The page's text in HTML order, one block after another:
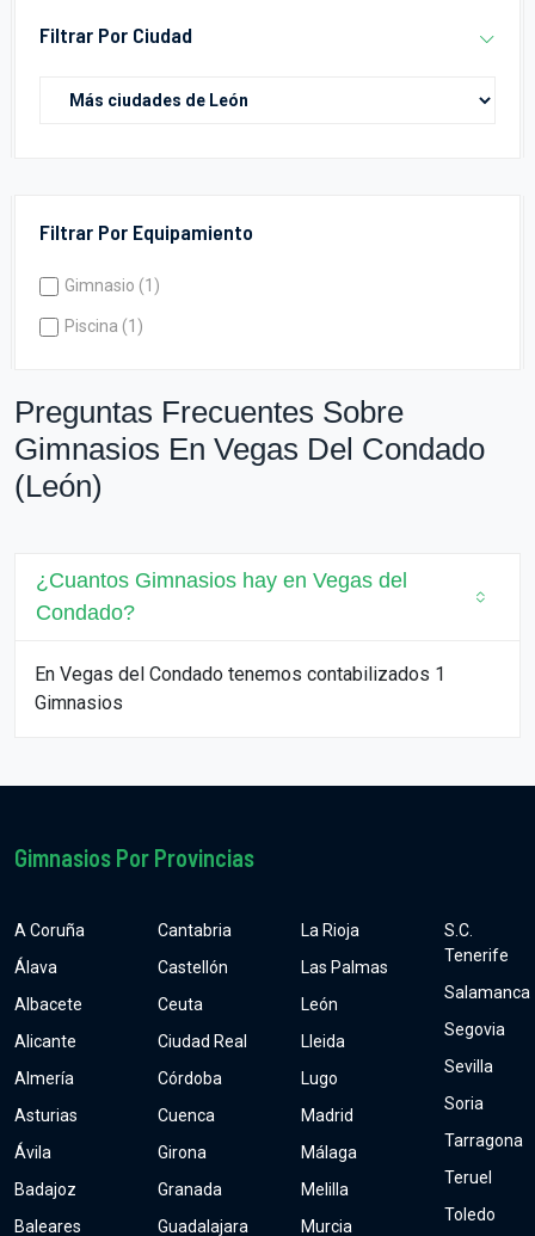
Filtrar Por Ciudad
Filtrar Por Equipamiento
Gimnasio (1)
Piscina (1)
Preguntas Frecuentes Sobre
Gimnasios En Vegas Del Condado
(León)
¿Cuantos Gimnasios hay en Vegas del
Condado?
En Vegas del Condado tenemos contabilizados 1
Gimnasios
Gimnasios Por Provincias
A Coruña
Álava
Albacete
Alicante
Almería
Asturias
Ávila
Badajoz
Baleares
Cantabria
Castellón
Ceuta
Ciudad Real
Córdoba
Cuenca
Girona
Granada
Guadalajara
La Rioja
Las Palmas
León
Lleida
Lugo
Madrid
Málaga
Melilla
Murcia
S.C.
Tenerife
Salamanca
Segovia
Sevilla
Soria
Tarragona
Teruel
Toledo